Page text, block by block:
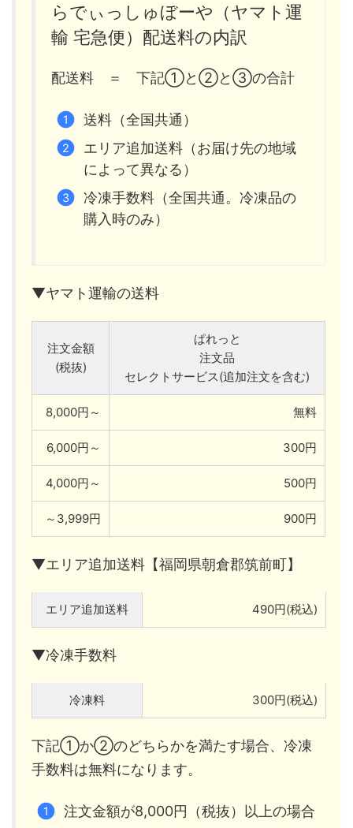
らでぃっしゅぼーや（ヤマト運
輸 宅急便）配送料の内訳
配送料 ＝ 下記①と②と③の合計
送料（全国共通）
エリア追加送料（お届け先の地域
によって異なる）
冷凍手数料（全国共通。冷凍品の
購入時のみ）
▼ヤマト運輸の送料
注文金額
(税抜)
ぱれっと
注文品
セレクトサービス(追加注文を含む)
8,000円～ 無料
6,000円～ 300円
4,000円～ 500円
～3,999円 900円
▼エリア追加送料【福岡県朝倉郡筑前町】
エリア追加送料 490円(税込)
▼冷凍手数料
冷凍料 300円(税込)
下記①か②のどちらかを満たす場合、冷凍
手数料は無料になります。
注文金額が8,000円（税抜）以上の場合